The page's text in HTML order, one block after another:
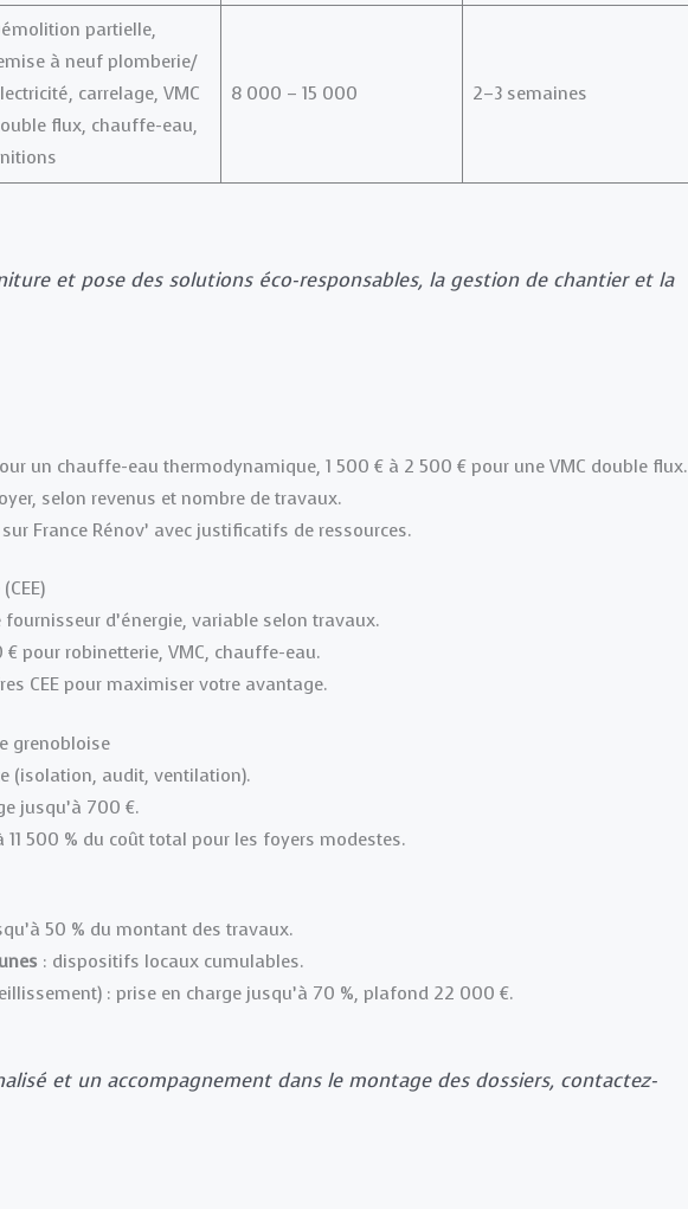
partielle,
à neuf plomberie/
carrelage, VMC
flux, chauffe-eau,
8 000 – 15 000 2–3 semaines
et pose des solutions éco-responsables, la gestion de chantier et la
un chauffe-eau thermodynamique, 1 500 € à 2 500 € pour une VMC double flux.
selon revenus et nombre de travaux.
France Rénov’ avec justificatifs de ressources.
d’énergie, variable selon travaux.
€ pour robinetterie, VMC, chauffe-eau.
CEE pour maximiser votre avantage.
grenobloise
(isolation, audit, ventilation).
jusqu’à 700 €.
11 500 % du coût total pour les foyers modestes.
50 % du montant des travaux.
: dispositifs locaux cumulables.
: prise en charge jusqu’à 70 %, plafond 22 000 €.
et un accompagnement dans le montage des dossiers, contactez-